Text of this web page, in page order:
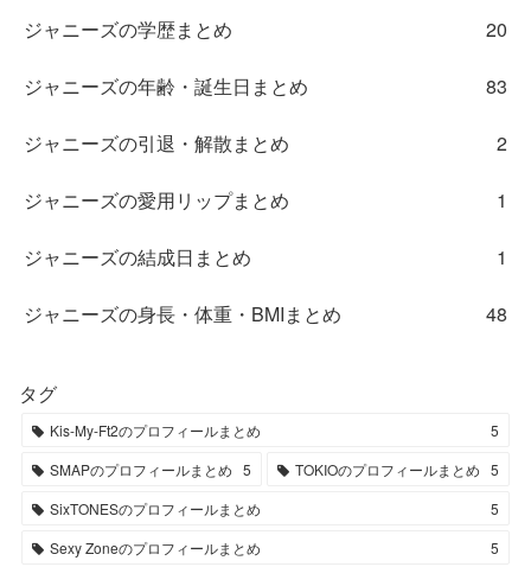
ジャニーズの学歴まとめ 20
ジャニーズの年齢・誕生日まとめ 83
ジャニーズの引退・解散まとめ 2
ジャニーズの愛用リップまとめ 1
ジャニーズの結成日まとめ 1
ジャニーズの身長・体重・BMIまとめ 48
タグ
Kis-My-Ft2のプロフィールまとめ
5
SMAPのプロフィールまとめ 5 TOKIOのプロフィールまとめ 5
SixTONESのプロフィールまとめ
5
Sexy Zoneのプロフィールまとめ
5